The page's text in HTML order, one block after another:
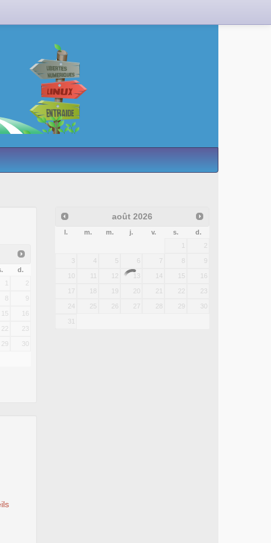
d.
1
2
8 9
15 16
22 23
29 30
août 2026
l. m. m. j. v. s.
d.
1
2
3 4 5 6 7 8 9
10 11 12 13 14 15 16
17 18 19 20 21 22 23
24 25 26 27 28 29 30
31